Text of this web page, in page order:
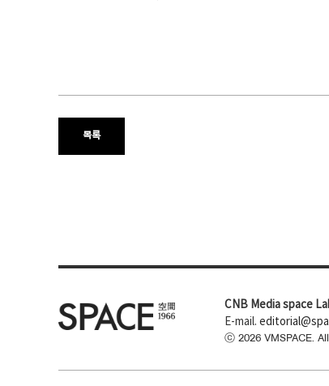
목록
CNB Media space
E-mail.
ⓒ 2026 VMSPACE.